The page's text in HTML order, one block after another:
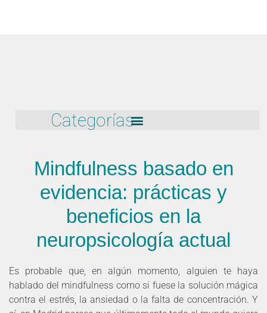
Mindfulness basado en
evidencia: prácticas y
beneficios en la
neuropsicología actual
Es probable que, en algún momento, alguien te haya
hablado del mindfulness como si fuese la solución mágica
contra el estrés, la ansiedad o la falta de concentración. Y
Categorías